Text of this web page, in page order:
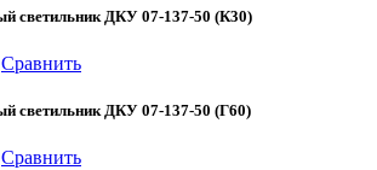
светильник ДКУ 07-137-50 (К30)
Сравнить
светильник ДКУ 07-137-50 (Г60)
Сравнить